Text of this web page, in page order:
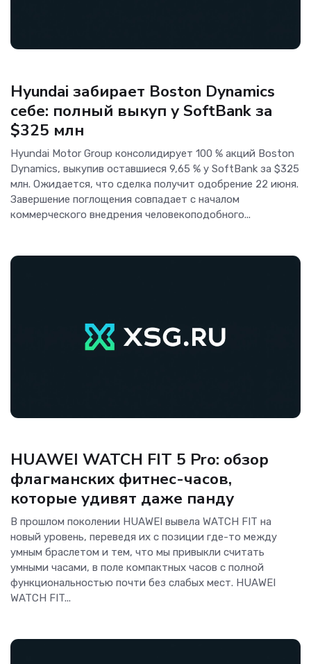
Hyundai забирает Boston Dynamics
себе: полный выкуп у SoftBank за
$325 млн
Hyundai Motor Group консолидирует 100 % акций Boston
Dynamics, выкупив оставшиеся 9,65 % у SoftBank за $325
млн. Ожидается, что сделка получит одобрение 22 июня.
Завершение поглощения совпадает с началом
коммерческого внедрения человекоподобного...
HUAWEI WATCH FIT 5 Pro: обзор
флагманских фитнес-часов,
которые удивят даже панду
В прошлом поколении HUAWEI вывела WATCH FIT на
новый уровень, переведя их с позиции где-то между
умным браслетом и тем, что мы привыкли считать
умными часами, в поле компактных часов с полной
функциональностью почти без слабых мест. HUAWEI
WATCH FIT...